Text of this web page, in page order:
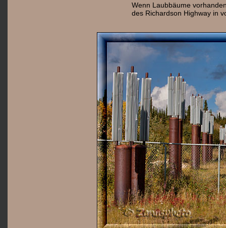
Wenn Laubbäume
des Richardson Highway in